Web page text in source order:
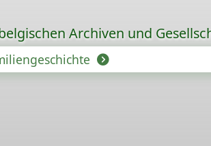
Archiven und